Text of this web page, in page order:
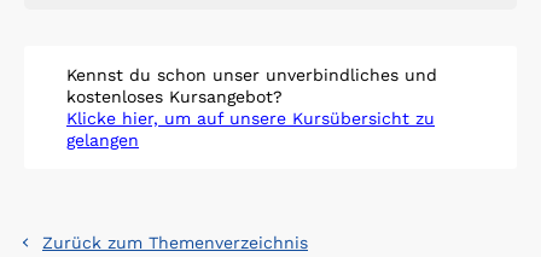
Kennst du schon unser unverbindliches und
kostenloses Kursangebot?
Klicke hier, um auf unsere Kursübersicht zu
gelangen
Zurück zum Themenverzeichnis